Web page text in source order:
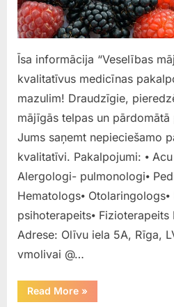
Īsa informācija “Veselības
kvalitatīvus medicīnas
mazulim! Draudzīgie,
mājīgās telpas un
Jums saņemt nepieciešamo
kvalitatīvi.​ Pakalpojumi: ⦁
Alergologi- pulmonologi⦁
Hematologs​⦁
psihoterapeits⦁
Adrese: Olīvu iela 5A, Rīga​,
vmolivai @…
Read More“Veselibas
maja
»